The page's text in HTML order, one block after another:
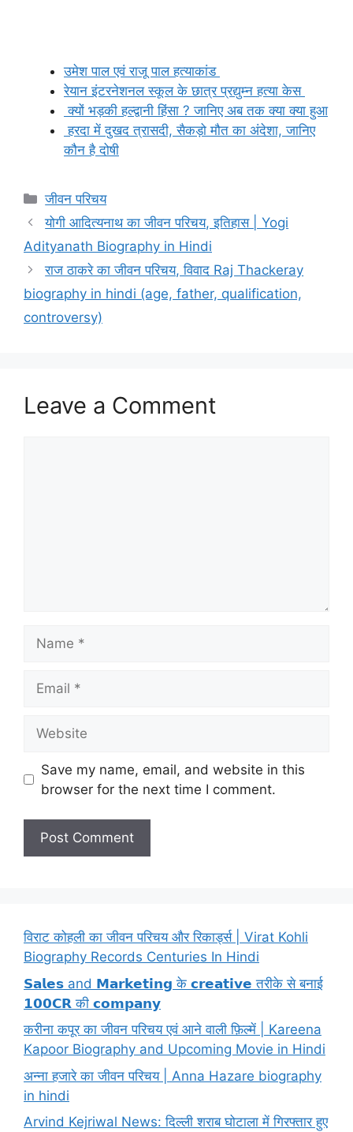
उमेश पाल एवं राजू पाल हत्याकांड
रेयान इंटरनेशनल स्कूल के छात्र प्रद्युम्न हत्या केस
क्यों भड़की हल्द्वानी हिंसा ? जानिए अब तक क्या क्या हुआ
हरदा में दुखद त्रासदी, सैकड़ो मौत का अंदेशा, जानिए
कौन है दोषी
Categories
जीवन परिचय
योगी आदित्यनाथ का जीवन परिचय, इतिहास | Yogi
Adityanath Biography in Hindi
राज ठाकरे का जीवन परिचय, विवाद Raj Thackeray
biography in hindi (age, father, qualification,
controversy)
Leave a Comment
Save my name, email, and website in this
browser for the next time I comment.
विराट कोहली का जीवन परिचय और रिकार्ड्स | Virat Kohli
Biography Records Centuries In Hindi
𝗦𝗮𝗹𝗲𝘀 and 𝗠𝗮𝗿𝗸𝗲𝘁𝗶𝗻𝗴 के 𝗰𝗿𝗲𝗮𝘁𝗶𝘃𝗲 तरीके से बनाई
𝟭𝟬𝟬𝗖𝗥 की 𝗰𝗼𝗺𝗽𝗮𝗻𝘆
करीना कपूर का जीवन परिचय एवं आने वाली फ़िल्में | Kareena
Kapoor Biography and Upcoming Movie in Hindi
अन्ना हजारे का जीवन परिचय | Anna Hazare biography
in hindi
Arvind Kejriwal News: दिल्ली शराब घोटाला में गिरफ्तार हुए